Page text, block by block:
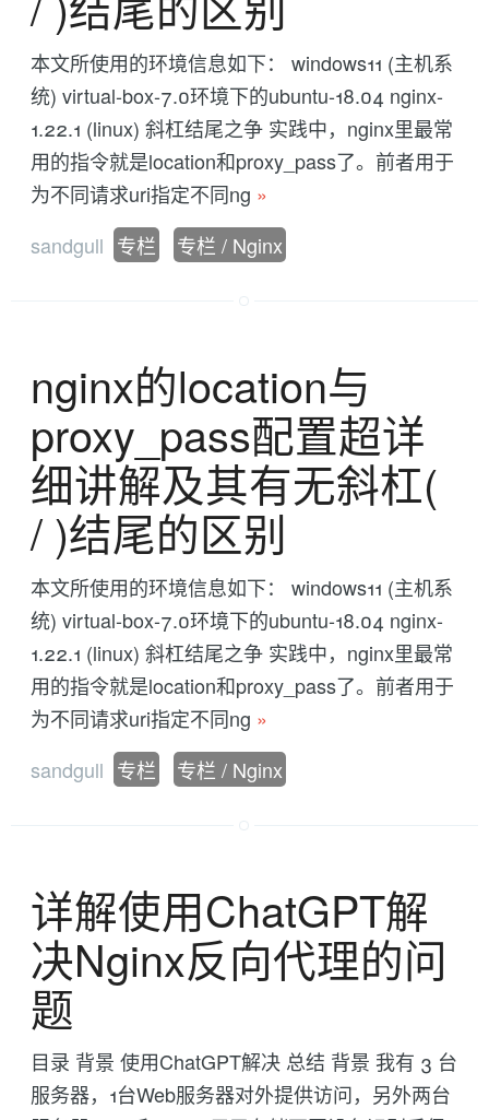
本文所使用的环境信息如下： windows11 (主机系
统) virtual-box-7.0环境下的ubuntu-18.04 nginx-
1.22.1 (linux) 斜杠结尾之争 实践中，nginx里最常
用的指令就是location和proxy_pass了。前者用于
为不同请求uri指定不同ng »
sandgull 专栏 专栏 / Nginx
nginx的location与
proxy_pass配置超详
细讲解及其有无斜杠(
/ )结尾的区别
本文所使用的环境信息如下： windows11 (主机系
统) virtual-box-7.0环境下的ubuntu-18.04 nginx-
1.22.1 (linux) 斜杠结尾之争 实践中，nginx里最常
用的指令就是location和proxy_pass了。前者用于
为不同请求uri指定不同ng »
sandgull 专栏 专栏 / Nginx
详解使用ChatGPT解
决Nginx反向代理的问
题
目录 背景 使用ChatGPT解决 总结 背景 我有 3 台
服务器，1台Web服务器对外提供访问，另外两台